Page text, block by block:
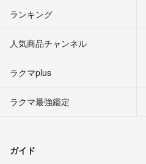
ランキング
人気商品チャンネル
ラクマplus
ラクマ最強鑑定
ガイド